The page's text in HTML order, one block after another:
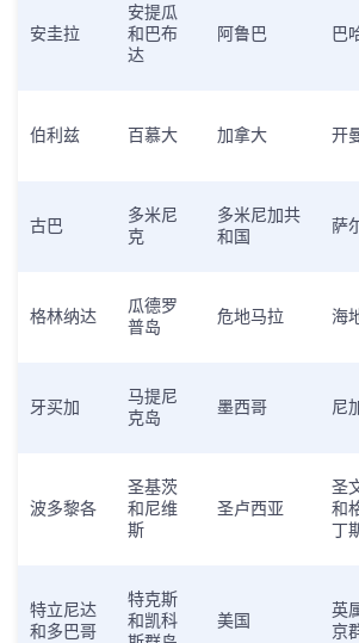
安圭拉
安提瓜
和巴布
达
阿鲁巴 巴
伯利兹 百慕大 加拿大 开
古巴
多米尼
克
多米尼加共
和国
萨
格林纳达
瓜德罗
普岛
危地马拉 海
牙买加
马提尼
克岛
墨西哥 尼
波多黎各
圣基茨
和尼维
斯
圣卢西亚
圣
和
丁
特立尼达
和多巴哥
特克斯
和凯科
美国
英
京